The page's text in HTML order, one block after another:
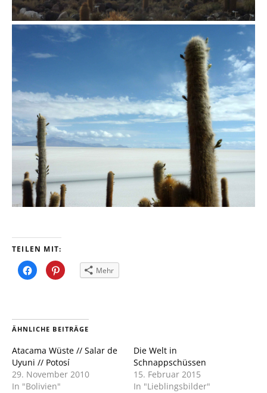
TEILEN MIT:
Klick,
um
in
neuem
Fenster
Klick,
um
in
neuem
Fenster
Mehr
ÄHNLICHE BEITRÄGE
Atacama Wüste // Salar de
Uyuni // Potosí
29. November 2010
In "Bolivien"
Die Welt in
Schnappschüssen
15. Februar 2015
In "Lieblingsbilder"